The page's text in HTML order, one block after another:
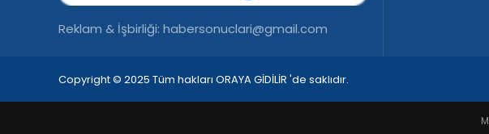
Reklam & İşbirliği: habersonuclari@gmail.com
Copyright © 2025 Tüm hakları ORAYA GİDİLİR 'de saklıdır.